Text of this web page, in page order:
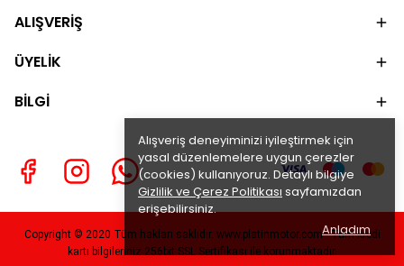
Alışveriş deneyiminizi iyileştirmek için
yasal düzenlemelere uygun çerezler
(cookies) kullanıyoruz. Detaylı bilgiye
Gizlilik ve Çerez Politikası sayfamızdan
erişebilirsiniz.
Anladım
ALIŞVERİŞ
ÜYELİK
BİLGİ
Copyright © 2020 Tüm hakları saklıdır. www.platinmotor.com - Tüm kredi
kartı bilgileriniz 256bit SSL Sertifikası ile korunmaktadır.